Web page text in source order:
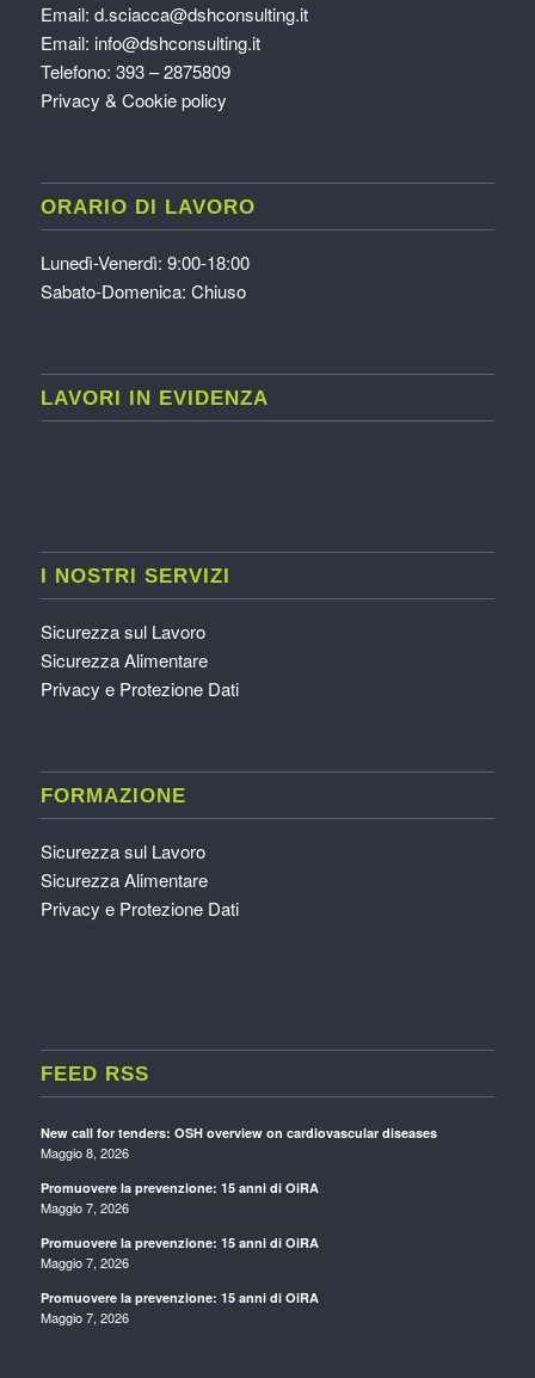
Email: d.sciacca@dshconsulting.it
Email: info@dshconsulting.it
Telefono: 393 – 2875809
Privacy & Cookie policy
ORARIO DI LAVORO
Lunedì-Venerdì: 9:00-18:00
Sabato-Domenica: Chiuso
LAVORI IN EVIDENZA
I NOSTRI SERVIZI
Sicurezza sul Lavoro
Sicurezza Alimentare
Privacy e Protezione Dati
FORMAZIONE
Sicurezza sul Lavoro
Sicurezza Alimentare
Privacy e Protezione Dati
FEED RSS
New call for tenders: OSH overview on cardiovascular diseases
Maggio 8, 2026
Promuovere la prevenzione: 15 anni di OiRA
Maggio 7, 2026
Promuovere la prevenzione: 15 anni di OiRA
Maggio 7, 2026
Promuovere la prevenzione: 15 anni di OiRA
Maggio 7, 2026